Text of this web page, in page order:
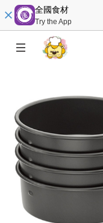
全國食材
Try the App